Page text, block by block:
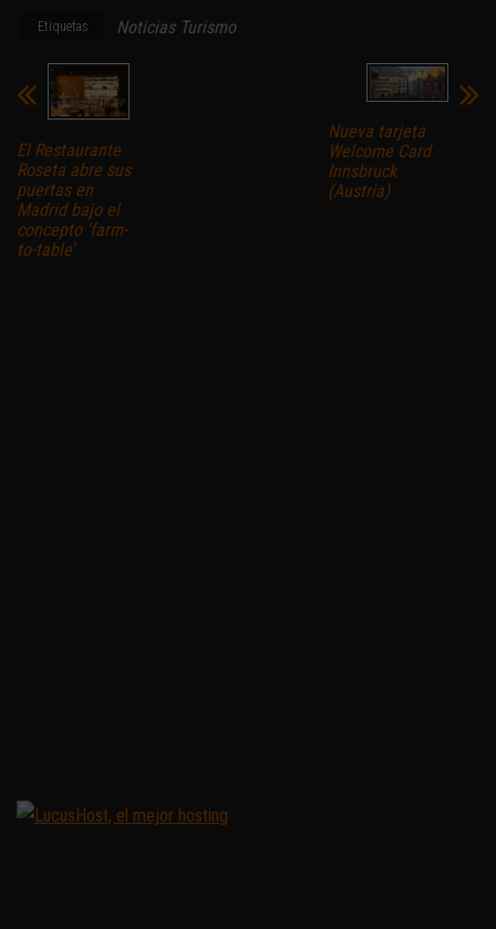
Etiquetas Noticias Turismo
El Restaurante
Roseta abre sus
puertas en
Madrid bajo el
concepto ‘farm-
to-table’
Nueva tarjeta
Welcome Card
Innsbruck
(Austria)